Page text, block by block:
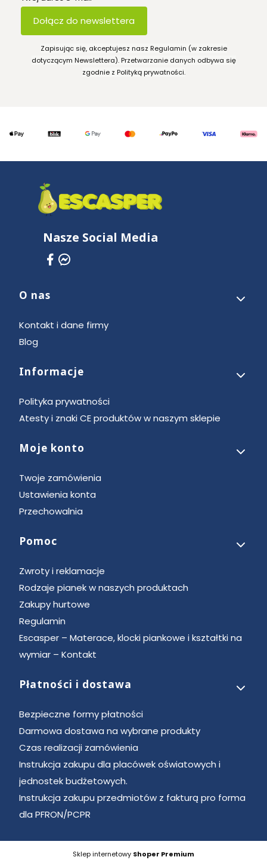
Dołącz do newslettera
Zapisując się, akceptujesz nasz Regulamin (w zakresie
dotyczącym Newslettera). Przetwarzanie danych odbywa się
zgodnie z Polityką prywatności.
Nasze Social Media
Linki w stopce
O nas
Kontakt i dane firmy
Blog
Informacje
Polityka prywatności
Atesty i znaki CE produktów w naszym sklepie
Moje konto
Twoje zamówienia
Ustawienia konta
Przechowalnia
Pomoc
Zwroty i reklamacje
Rodzaje pianek w naszych produktach
Zakupy hurtowe
Regulamin
Escasper – Materace, klocki piankowe i kształtki na
wymiar – Kontakt
Płatności i dostawa
Bezpieczne formy płatności
Darmowa dostawa na wybrane produkty
Czas realizacji zamówienia
Instrukcja zakupu dla placówek oświatowych i
jednostek budżetowych.
Instrukcja zakupu przedmiotów z fakturą pro forma
dla PFRON/PCPR
Sklep internetowy Shoper Premium